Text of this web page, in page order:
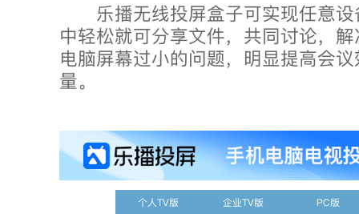
乐播无线投屏盒子可实现任意设
中轻松就可分享文件，共同讨论，
电脑屏幕过小的问题，明显提高会
量。
个人TV版 企业TV版 PC版